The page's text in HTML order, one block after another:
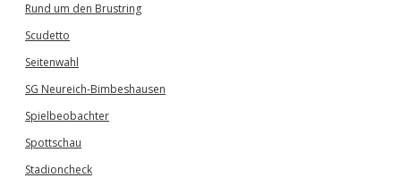
Rund um den Brustring
Scudetto
Seitenwahl
SG Neureich-Bimbeshausen
Spielbeobachter
Spottschau
Stadioncheck